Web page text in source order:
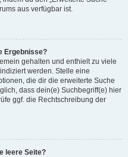
aus verfügbar ist.
Ergebnisse?
gehalten und enthielt zu viele
werden. Stelle eine
die dir die erweiterte Suche
dass dein(e) Suchbegriff(e) hier
ggf. die Rechtschreibung der
leere Seite?